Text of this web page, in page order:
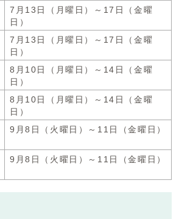
7月13日（月曜日）～17日（金曜
日）
7月13日（月曜日）～17日（金曜
日）
8月10日（月曜日）～14日（金曜
日）
8月10日（月曜日）～14日（金曜
日）
9月8日（火曜日）～11日（金曜日）
9月8日（火曜日）～11日（金曜日）